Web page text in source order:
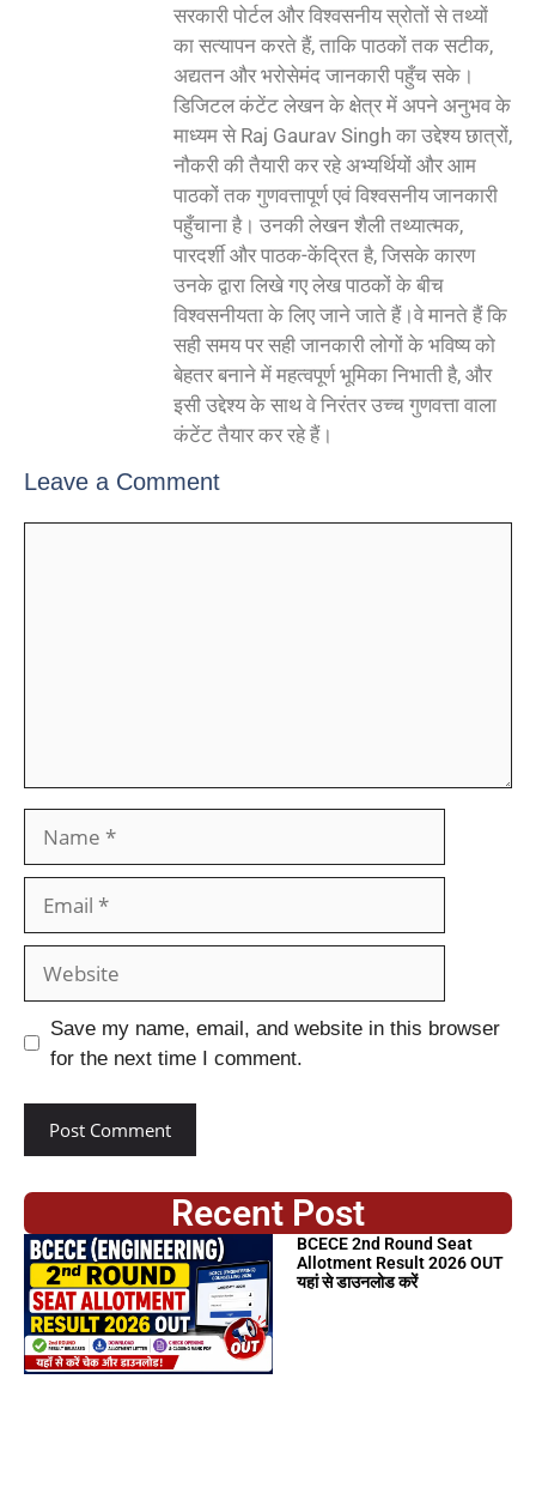
सरकारी पोर्टल और विश्वसनीय स्रोतों से तथ्यों
का सत्यापन करते हैं, ताकि पाठकों तक सटीक,
अद्यतन और भरोसेमंद जानकारी पहुँच सके।
डिजिटल कंटेंट लेखन के क्षेत्र में अपने अनुभव के
माध्यम से Raj Gaurav Singh का उद्देश्य छात्रों,
नौकरी की तैयारी कर रहे अभ्यर्थियों और आम
पाठकों तक गुणवत्तापूर्ण एवं विश्वसनीय जानकारी
पहुँचाना है। उनकी लेखन शैली तथ्यात्मक,
पारदर्शी और पाठक-केंद्रित है, जिसके कारण
उनके द्वारा लिखे गए लेख पाठकों के बीच
विश्वसनीयता के लिए जाने जाते हैं।वे मानते हैं कि
सही समय पर सही जानकारी लोगों के भविष्य को
बेहतर बनाने में महत्वपूर्ण भूमिका निभाती है, और
इसी उद्देश्य के साथ वे निरंतर उच्च गुणवत्ता वाला
कंटेंट तैयार कर रहे हैं।
Leave a Comment
Save my name, email, and website in this browser
for the next time I comment.
Recent Post
BCECE 2nd Round Seat
Allotment Result 2026 OUT
यहां से डाउनलोड करें